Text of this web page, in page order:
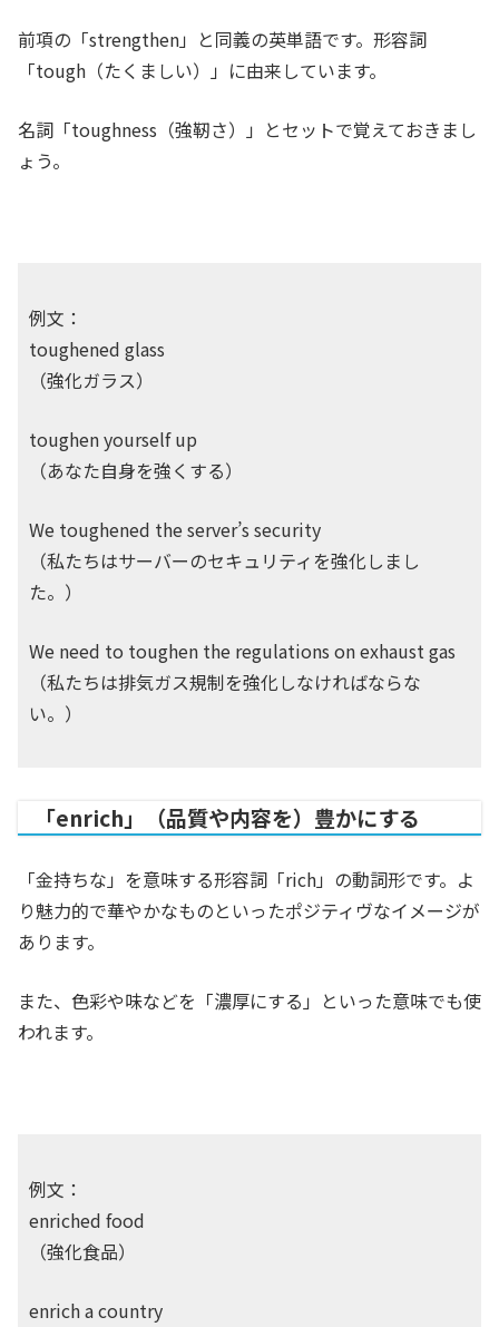
前項の「strengthen」と同義の英単語です。形容詞
「tough（たくましい）」に由来しています。
名詞「toughness（強靭さ）」とセットで覚えておきまし
ょう。
例文：
toughened glass
（強化ガラス）
toughen yourself up
（あなた自身を強くする）
We toughened the server’s security
（私たちはサーバーのセキュリティを強化しまし
た。）
We need to toughen the regulations on exhaust gas
（私たちは排気ガス規制を強化しなければならな
い。）
「enrich」（品質や内容を）豊かにする
「金持ちな」を意味する形容詞「rich」の動詞形です。よ
り魅力的で華やかなものといったポジティヴなイメージが
あります。
また、色彩や味などを「濃厚にする」といった意味でも使
われます。
例文：
enriched food
（強化食品）
enrich a country